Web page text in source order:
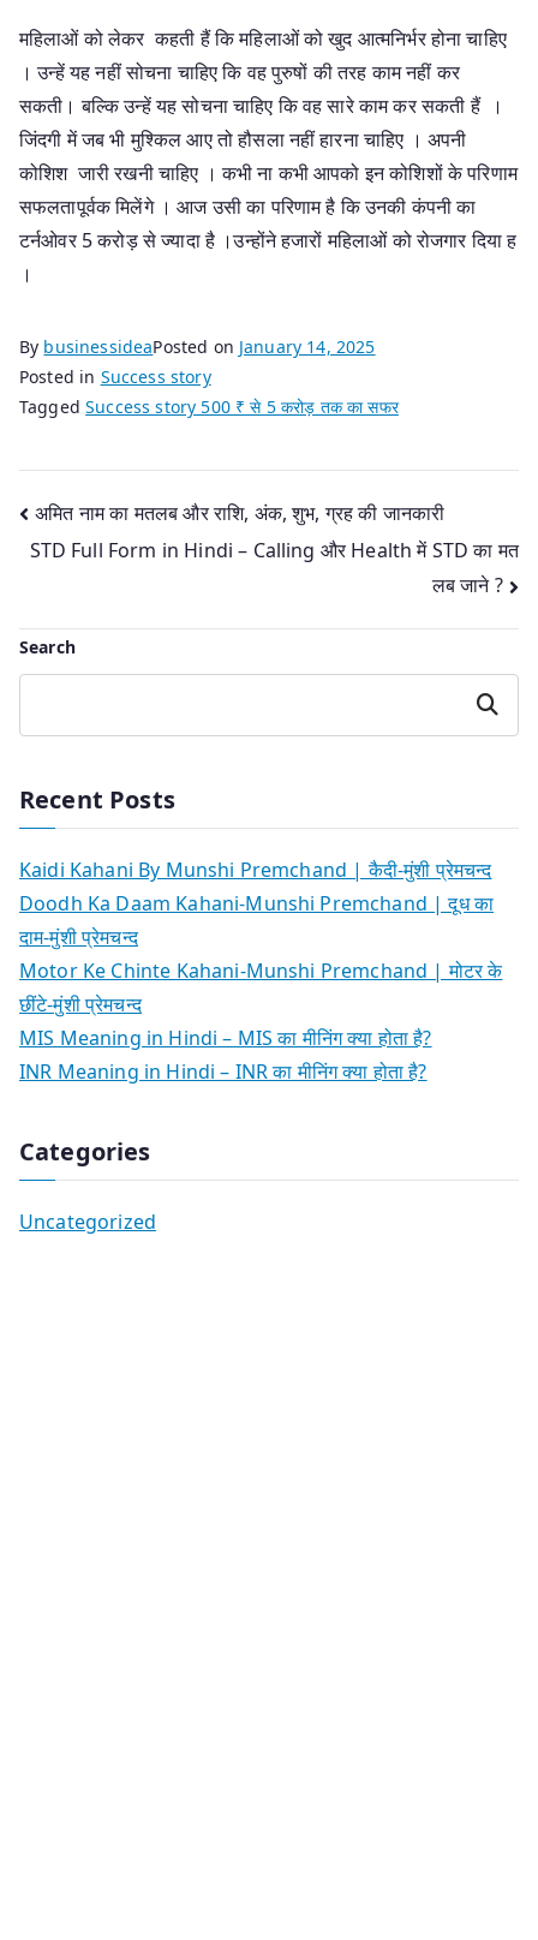
महिलाओं को लेकर कहती हैं कि महिलाओं को खुद आत्मनिर्भर होना चाहिए
। उन्हें यह नहीं सोचना चाहिए कि वह पुरुषों की तरह काम नहीं कर
सकती। बल्कि उन्हें यह सोचना चाहिए कि वह सारे काम कर सकती हैं ।
जिंदगी में जब भी मुश्किल आए तो हौसला नहीं हारना चाहिए । अपनी
कोशिश जारी रखनी चाहिए । कभी ना कभी आपको इन कोशिशों के परिणाम
सफलतापूर्वक मिलेंगे । आज उसी का परिणाम है कि उनकी कंपनी का
टर्नओवर 5 करोड़ से ज्यादा है ।उन्होंने हजारों महिलाओं को रोजगार दिया ह
।
By businessideaPosted on January 14, 2025
Posted in Success story
TaggedSuccess story 500 ₹ से 5 करोड़ तक का सफर
Post
navigation
अमित नाम का मतलब और राशि, अंक, शुभ, ग्रह की जानकारी
STD Full Form in Hindi – Calling और Health में STD का मत
लब जाने ?
Search
Search
Recent Posts
Kaidi Kahani By Munshi Premchand | कैदी-मुंशी प्रेमचन्द
Doodh Ka Daam Kahani-Munshi Premchand | दूध का
दाम-मुंशी प्रेमचन्द
Motor Ke Chinte Kahani-Munshi Premchand | मोटर के
छींटे-मुंशी प्रेमचन्द
MIS Meaning in Hindi – MIS का मीनिंग क्या होता है?
INR Meaning in Hindi – INR का मीनिंग क्या होता है?
Categories
Uncategorized